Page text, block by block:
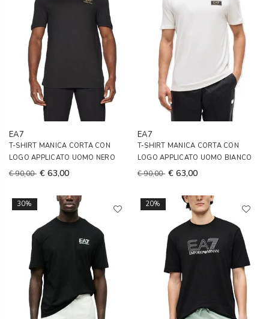
EA7
T-SHIRT MANICA CORTA CON
LOGO APPLICATO UOMO NERO
€ 90,00 € 63,00
EA7
T-SHIRT MANICA CORTA CON
LOGO APPLICATO UOMO BIANCO
€ 90,00 € 63,00
30% 20%